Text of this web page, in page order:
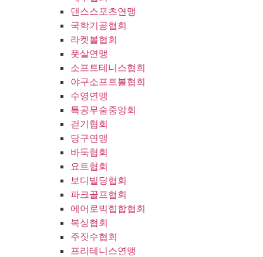
댄스스포츠연맹
국학기공협회
라켓볼협회
풋살연맹
소프트테니스협회
야구소프트볼협회
수영연맹
특공무술중앙회
걷기협회
당구연맹
바둑협회
요트협회
보디빌딩협회
파크골프협회
에어로빅힙합협회
복싱협회
주짓수협회
프리테니스연맹